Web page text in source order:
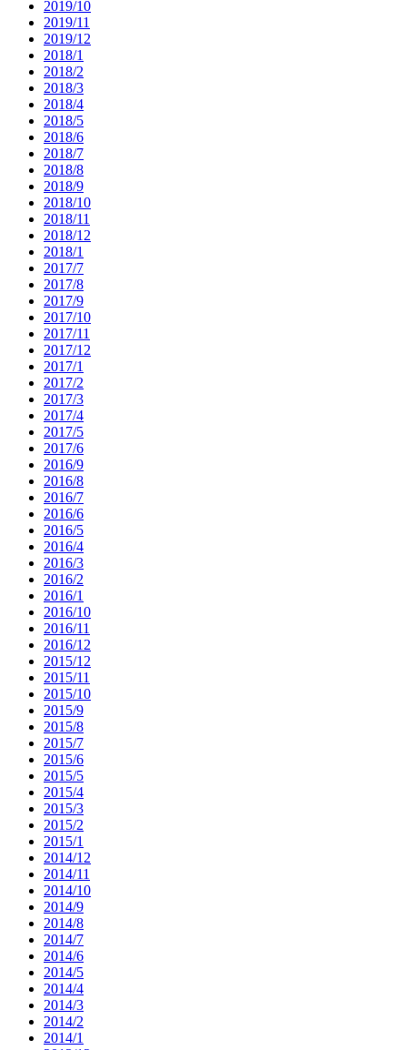
2019/10
2019/11
2019/12
2018/1
2018/2
2018/3
2018/4
2018/5
2018/6
2018/7
2018/8
2018/9
2018/10
2018/11
2018/12
2018/1
2017/7
2017/8
2017/9
2017/10
2017/11
2017/12
2017/1
2017/2
2017/3
2017/4
2017/5
2017/6
2016/9
2016/8
2016/7
2016/6
2016/5
2016/4
2016/3
2016/2
2016/1
2016/10
2016/11
2016/12
2015/12
2015/11
2015/10
2015/9
2015/8
2015/7
2015/6
2015/5
2015/4
2015/3
2015/2
2015/1
2014/12
2014/11
2014/10
2014/9
2014/8
2014/7
2014/6
2014/5
2014/4
2014/3
2014/2
2014/1